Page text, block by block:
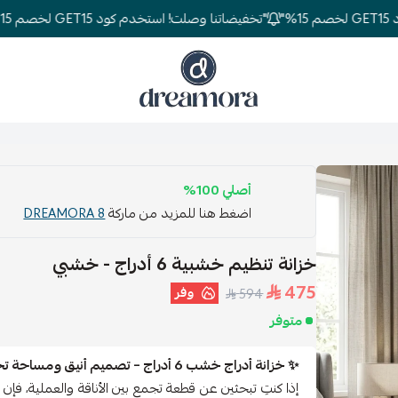
"تخفيضاتنا وصلت! استخدم كود GET15 لخصم 15%"
دريمورا للمفارش وأثاث غرف النوم
أصلي 100%
اضغط هنا للمزيد من ماركةDREAMORA 8
خزانة تنظيم خشبية 6 أدراج - خشبي
475
594 وفر
متوفر
✨ خزانة أدراج خشب 6 أدراج – تصميم أنيق ومساحة تخزين عملية